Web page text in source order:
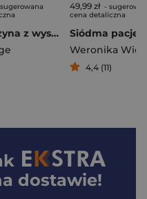
Dziewczyna z wyspy miliardera. Duże Litery
49,99 zł -
cena detaliczna
Siódma
4,4 (11)
dostawie!